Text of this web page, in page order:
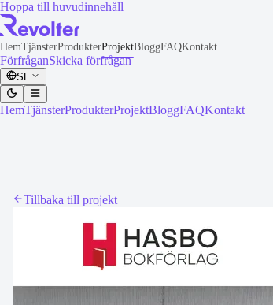
Hoppa till huvudinnehåll
HemTjänsterProdukterProjektBloggFAQKontakt
FörfråganSkicka förfrågan
SE
HemTjänsterProdukterProjektBloggFAQKontakt
Tillbaka till projekt